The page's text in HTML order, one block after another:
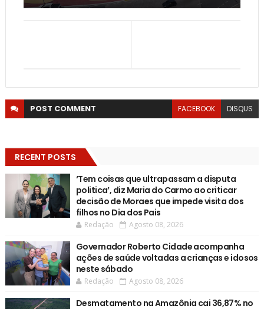
POST COMMENT FACEBOOK DISQUS
RECENT POSTS
‘Tem coisas que ultrapassam a disputa
politica’, diz Maria do Carmo ao criticar
decisão de Moraes que impede visita dos
filhos no Dia dos Pais
Redação Agosto 08, 2026
Governador Roberto Cidade acompanha
ações de saúde voltadas a crianças e idosos
neste sábado
Redação Agosto 08, 2026
Desmatamento na Amazônia cai 36,87% no